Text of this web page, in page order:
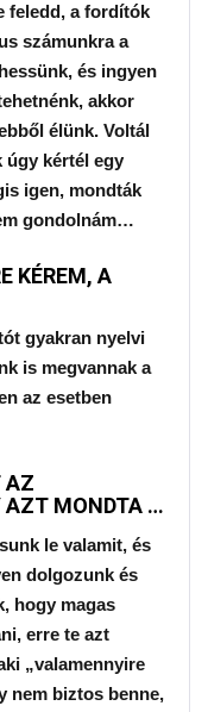
feledd, a fordítók
számunkra a
és ingyen
akkor
élünk. Voltál
úgy kértél egy
igen, mondták
gondolnám…
KÉREM, A
gyakran nyelvi
is megvannak a
az esetben
AZ
AZT MONDTA …
le valamit, és
dolgozunk és
hogy magas
erre te azt
„valamennyire
nem biztos benne,